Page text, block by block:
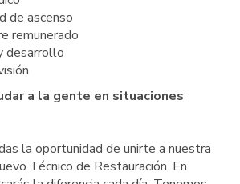
de ascenso
remunerado
desarrollo
a la gente en situaciones
la oportunidad de unirte a nuestra
Técnico de Restauración. En